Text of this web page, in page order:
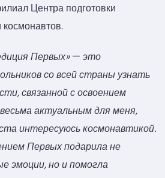
Центра подготовки
Первых»— это
со всей страны узнать
связанной с освоением
актуальным для меня,
интересуюсь космонавтикой.
Первых подарила не
эмоции, но и помогла